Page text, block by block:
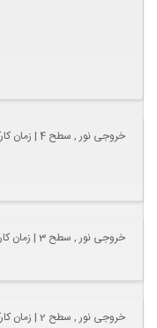
خروجی نور , سطح 4 | زمان کارکرد
خروجی نور , سطح 3 | زمان کارکرد
خروجی نور , سطح 2 | زمان کارکرد